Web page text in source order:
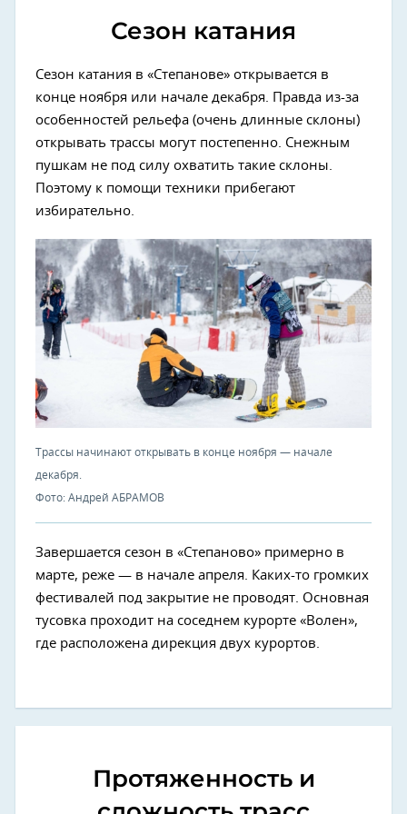
Сезон катания
Сезон катания в «Степанове» открывается в
конце ноября или начале декабря. Правда из-за
особенностей рельефа (очень длинные склоны)
открывать трассы могут постепенно. Снежным
пушкам не под силу охватить такие склоны.
Поэтому к помощи техники прибегают
избирательно.
Трассы начинают открывать в конце ноября — начале
декабря.
Фото: Андрей АБРАМОВ
Завершается сезон в «Степаново» примерно в
марте, реже — в начале апреля. Каких-то громких
фестивалей под закрытие не проводят. Основная
тусовка проходит на соседнем курорте «Волен»,
где расположена дирекция двух курортов.
Протяженность и